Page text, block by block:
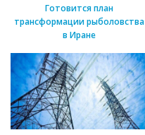
Готовится план
трансформации рыболовства
в Иране